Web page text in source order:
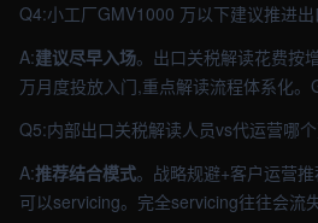
Q4:小工厂GMV1000 万以下建议推进
A:建议尽早入场。出口关税解读花费按
万月度投放入门,重点解读流程体系化。
Q5:内部出口关税解读人员vs代运营哪
A:推荐结合模式。战略规避+客户运营
可以servicing。完全servicing往往会流